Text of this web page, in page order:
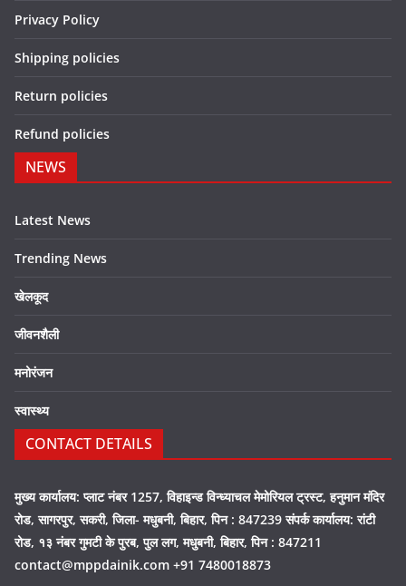
Privacy Policy
Shipping policies
Return policies
Refund policies
NEWS
Latest News
Trending News
खेलकूद
जीवनशैली
मनोरंजन
स्वास्थ्य
CONTACT DETAILS
मुख्य कार्यालय: प्लाट नंबर 1257, विहाइन्ड विन्ध्याचल मेमोरियल ट्रस्ट, हनुमान मंदिर
रोड, सागरपुर, सकरी, जिला- मधुबनी, बिहार, पिन : 847239 संपर्क कार्यालय: रांटी
रोड, १३ नंबर गुमटी के पुरब, पुल लग, मधुबनी, बिहार, पिन : 847211
contact@mppdainik.com +91 7480018873